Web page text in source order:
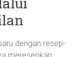
dengan resep-